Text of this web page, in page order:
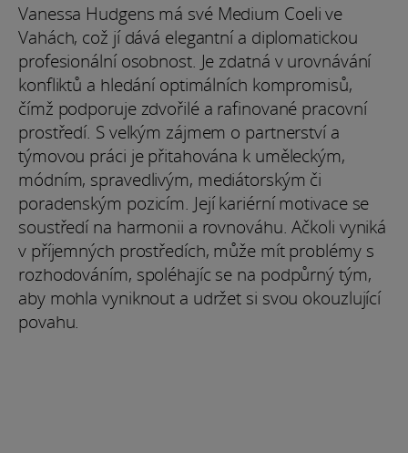
Vanessa Hudgens má své Medium Coeli ve
Vahách, což jí dává elegantní a diplomatickou
profesionální osobnost. Je zdatná v urovnávání
konfliktů a hledání optimálních kompromisů,
čímž podporuje zdvořilé a rafinované pracovní
prostředí. S velkým zájmem o partnerství a
týmovou práci je přitahována k uměleckým,
módním, spravedlivým, mediátorským či
poradenským pozicím. Její kariérní motivace se
soustředí na harmonii a rovnováhu. Ačkoli vyniká
v příjemných prostředích, může mít problémy s
rozhodováním, spoléhajíc se na podpůrný tým,
aby mohla vyniknout a udržet si svou okouzlující
povahu.